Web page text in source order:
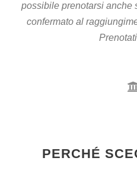
possibile prenotarsi anche
confermato al
PERCHÉ